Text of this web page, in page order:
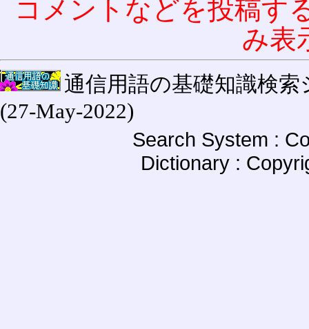
コメントなどを投稿す
み表
通信用語の基礎知識検索
(27-May-2022)
Search System :
Dictionary :